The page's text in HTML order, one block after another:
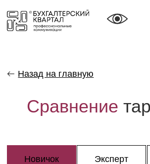
Сравнениетарифов
Эксперт Руководитель
Новичок
Раздел 0. Предпринимательское мышление
Взгляд сверху на систему бизнеса